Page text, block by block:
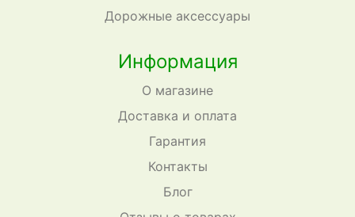
Дорожные аксессуары
Информация
О магазине
Доставка и оплата
Гарантия
Контакты
Блог